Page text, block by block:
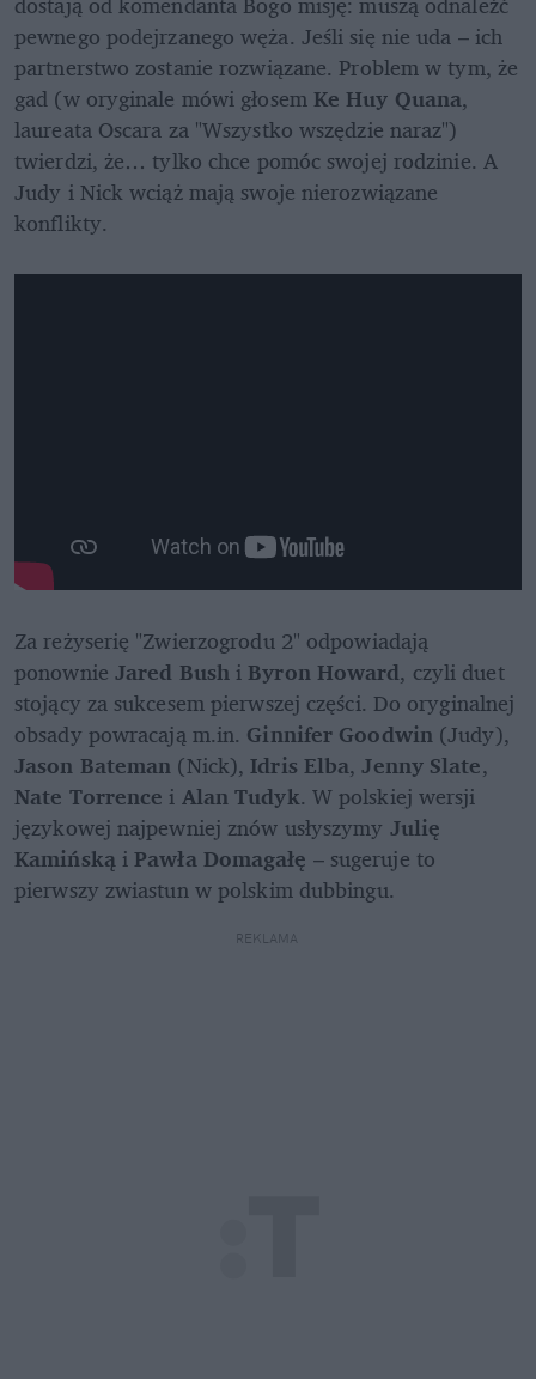
pewnego podejrzanego węża. Jeśli się nie uda – ich
partnerstwo zostanie rozwiązane. Problem w tym, że
gad (w oryginale mówi głosem Ke Huy Quana,
laureata Oscara za "Wszystko wszędzie naraz")
twierdzi, że… tylko chce pomóc swojej rodzinie. A
Judy i Nick wciąż mają swoje nierozwiązane
konflikty.
Za reżyserię "Zwierzogrodu 2" odpowiadają
ponownie Jared Bush i Byron Howard, czyli duet
stojący za sukcesem pierwszej części. Do oryginalnej
obsady powracają m.in. Ginnifer Goodwin
Jason Bateman (Nick), Idris Elba, Jenny Slate
Nate Torrence i Alan Tudyk. W polskiej wersji
językowej najpewniej znów usłyszymy Julię
Kamińską i Pawła Domagałę – sugeruje to
pierwszy zwiastun w polskim dubbingu.
REKLAMA